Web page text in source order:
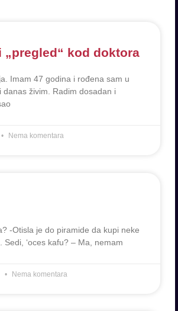
„pregled“ kod doktora
Imam 47 godina i rođena sam u
danas živim. Radim dosadan i
Nema komentara
-Otisla je do piramide da kupi neke
Sedi, ‘oces kafu? – Ma, nemam
Nema komentara